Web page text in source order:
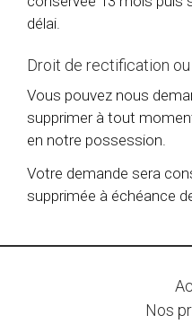
délai.
Droit de rectification
Vous pouvez nous
supprimer à tout
en notre possession.
Votre demande sera
supprimée à échéance
Nos